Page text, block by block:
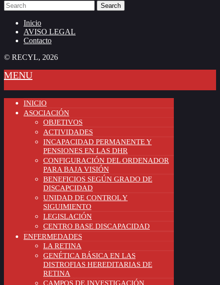
Search
Inicio
AVISO LEGAL
Contacto
© RECYL, 2026
MENU
INICIO
ASOCIACIÓN
OBJETIVOS
ACTIVIDADES
INCAPACIDAD PERMANENTE Y
PENSIONES EN LAS DHR
CONFIGURACIÓN DEL ORDENADOR
PARA BAJA VISIÓN
BENEFICIOS SEGÚN GRADO DE
DISCAPCIDAD
UNIDAD DE CONTROL Y
SIGUIMIENTO
LEGISLACIÓN
CENTRO BASE DISCAPACIDAD
ENFERMEDADES
LA RETINA
GENÉTICA BÁSICA EN LAS
DISTROFIAS HEREDITARIAS DE
RETINA
CAMPOS DE INVESTIGACIÓN